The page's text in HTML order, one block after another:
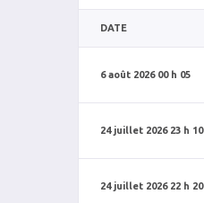
DATE
6 août 2026 00 h 05
24 juillet 2026 23 h 10
24 juillet 2026 22 h 20